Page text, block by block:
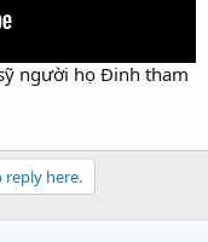
người họ Đinh tham
here.